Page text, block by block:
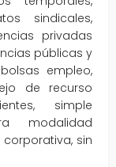
sindicales,
privadas
públicas y
empleo,
de recurso
simple
modalidad
sin